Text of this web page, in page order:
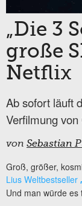
„Die 3
große
Netflix
Ab sofort läuft
Verfilmung von
von Sebastian
Groß, größer,
Lius Weltbestseller
Und man würde